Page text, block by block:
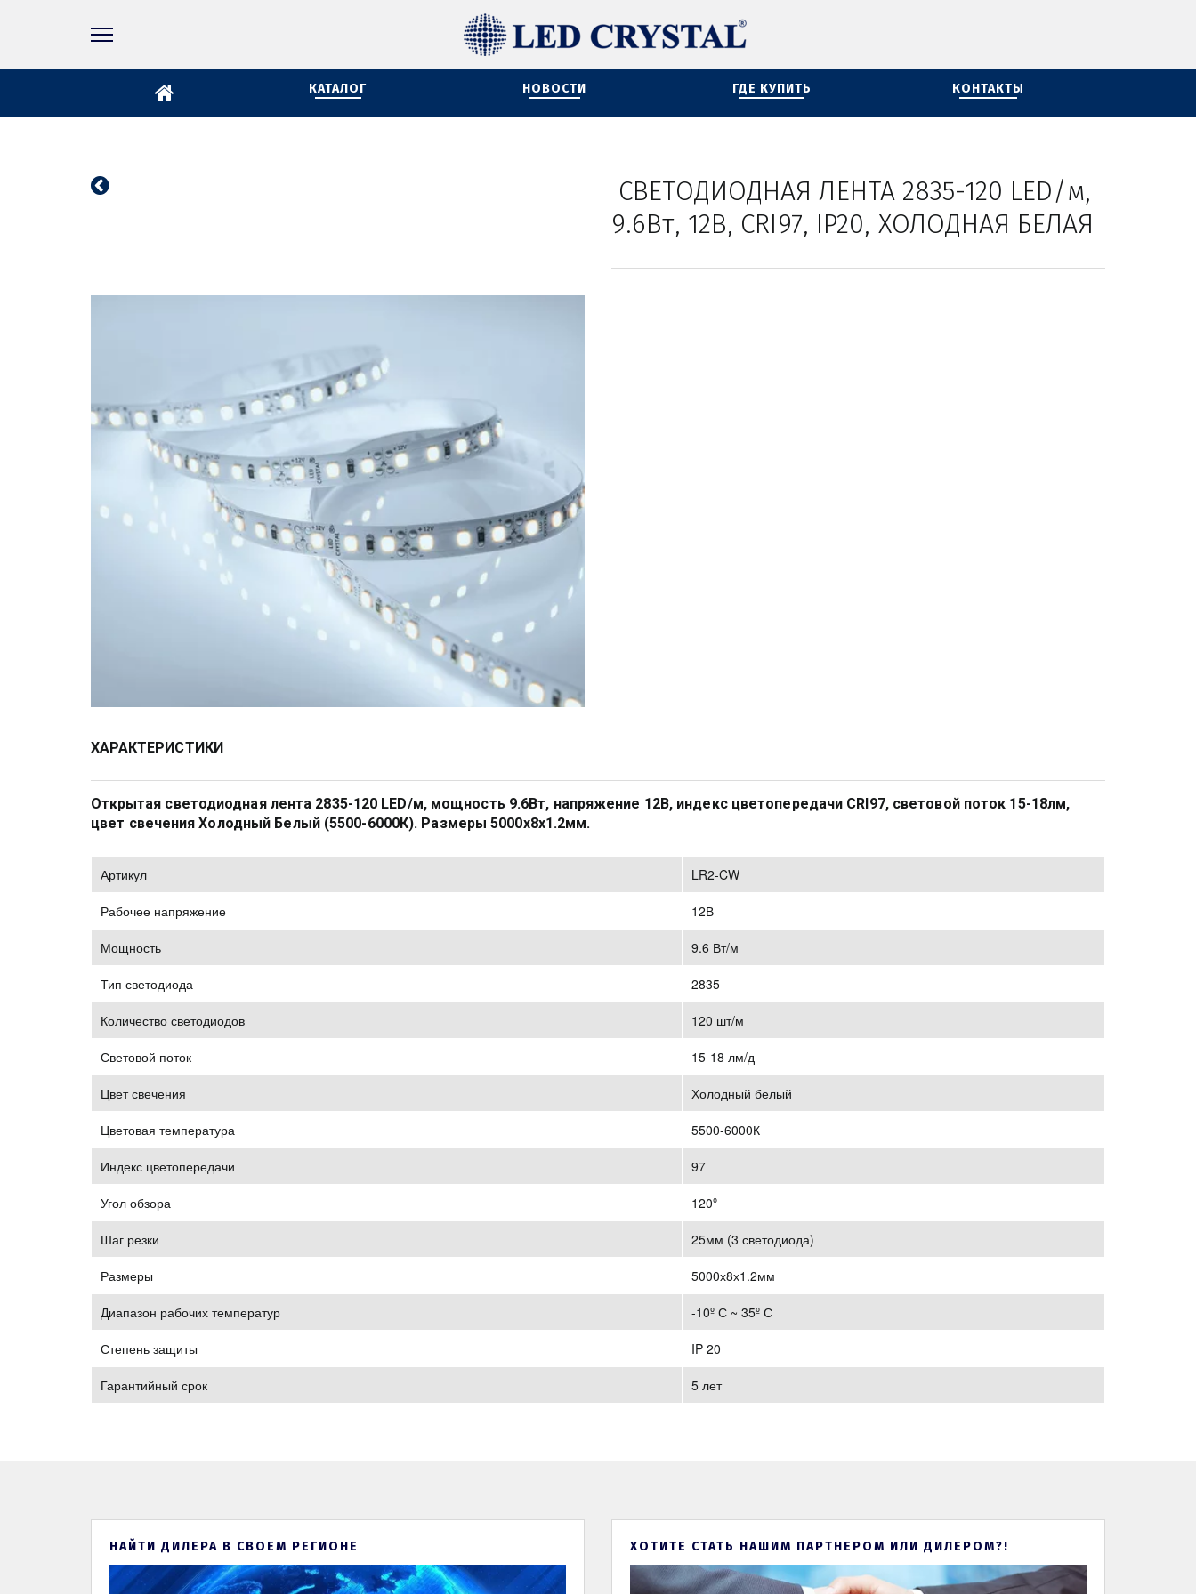
КАТАЛОГ НОВОСТИ ГДЕ КУПИТЬ КОНТАКТЫ
ХАРАКТЕРИСТИКИ
Открытая светодиодная лента 2835-120 LED/м, мощность 9.6Вт, напряжение 12В, индекс цветопередачи CRI97, световой поток 15-18лм,
цвет свечения Холодный Белый (5500-6000К). Размеры 5000х8х1.2мм.
Артикул LR2-CW
Рабочее напряжение 12В
Мощность 9.6 Вт/м
Тип светодиода 2835
Количество светодиодов 120 шт/м
Световой поток 15-18 лм/д
Цвет свечения Холодный белый
Цветовая температура 5500-6000К
Индекс цветопередачи 97
Угол обзора 120º
Шаг резки 25мм (3 светодиода)
Размеры 5000х8х1.2мм
Диапазон рабочих температур -10º С ~ 35º С
Степень защиты IP 20
Гарантийный срок 5 лет
НАЙТИ ДИЛЕРА В СВОЕМ РЕГИОНЕ ХОТИТЕ СТАТЬ НАШИМ ПАРТНЕРОМ ИЛИ ДИЛЕРОМ?!